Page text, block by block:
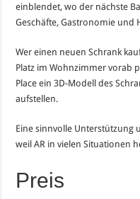
einblendet, wo der nächste
Geschäfte, Gastronomie und
Wer einen neuen Schrank
Platz im Wohnzimmer vorab
Place ein 3D-Modell des
aufstellen.
Eine sinnvolle Unterstützung
weil AR in vielen Situationen
Preis